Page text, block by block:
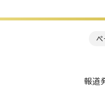
報道